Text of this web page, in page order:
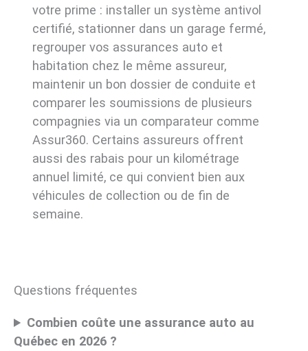
votre prime : installer un système antivol
certifié, stationner dans un garage fermé,
regrouper vos assurances auto et
habitation chez le même assureur,
maintenir un bon dossier de conduite et
comparer les soumissions de plusieurs
compagnies via un comparateur comme
Assur360. Certains assureurs offrent
aussi des rabais pour un kilométrage
annuel limité, ce qui convient bien aux
véhicules de collection ou de fin de
semaine.
Questions fréquentes
Combien coûte une assurance auto au
Québec en 2026 ?